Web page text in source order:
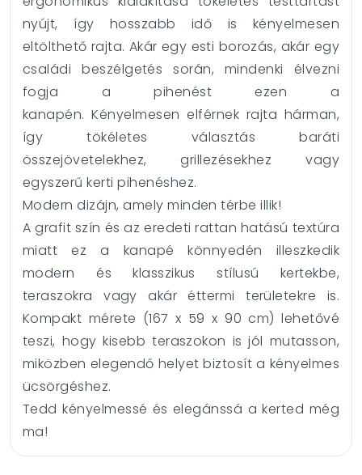
nyújt, így hosszabb idő is kényelmesen
eltölthető rajta. Akár egy esti borozás, akár egy
családi beszélgetés során, mindenki élvezni
fogja a pihenést ezen a
kanapén. Kényelmesen elférnek rajta hárman,
így tökéletes választás baráti
összejövetelekhez, grillezésekhez vagy
egyszerű kerti pihenéshez.
Modern dizájn, amely minden térbe illik!
A grafit szín és az eredeti rattan hatású textúra
miatt ez a kanapé könnyedén illeszkedik
modern és klasszikus stílusú kertekbe,
teraszokra vagy akár éttermi területekre is.
Kompakt mérete (167 x 59 x 90 cm) lehetővé
teszi, hogy kisebb teraszokon is jól mutasson,
miközben elegendő helyet biztosít a kényelmes
ücsörgéshez.
Tedd kényelmessé és elegánssá a kerted még
ma!